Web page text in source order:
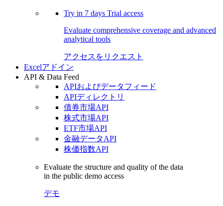
Try in 7 days Trial access
Evaluate comprehensive coverage and advanced
analytical tools
アクセスをリクエスト
Excelアドイン
API & Data Feed
APIおよびデータフィード
APIディレクトリ
債券市場API
株式市場API
ETF市場API
金融データAPI
株価指数API
Evaluate the structure and quality of the data
in the public demo access
デモ